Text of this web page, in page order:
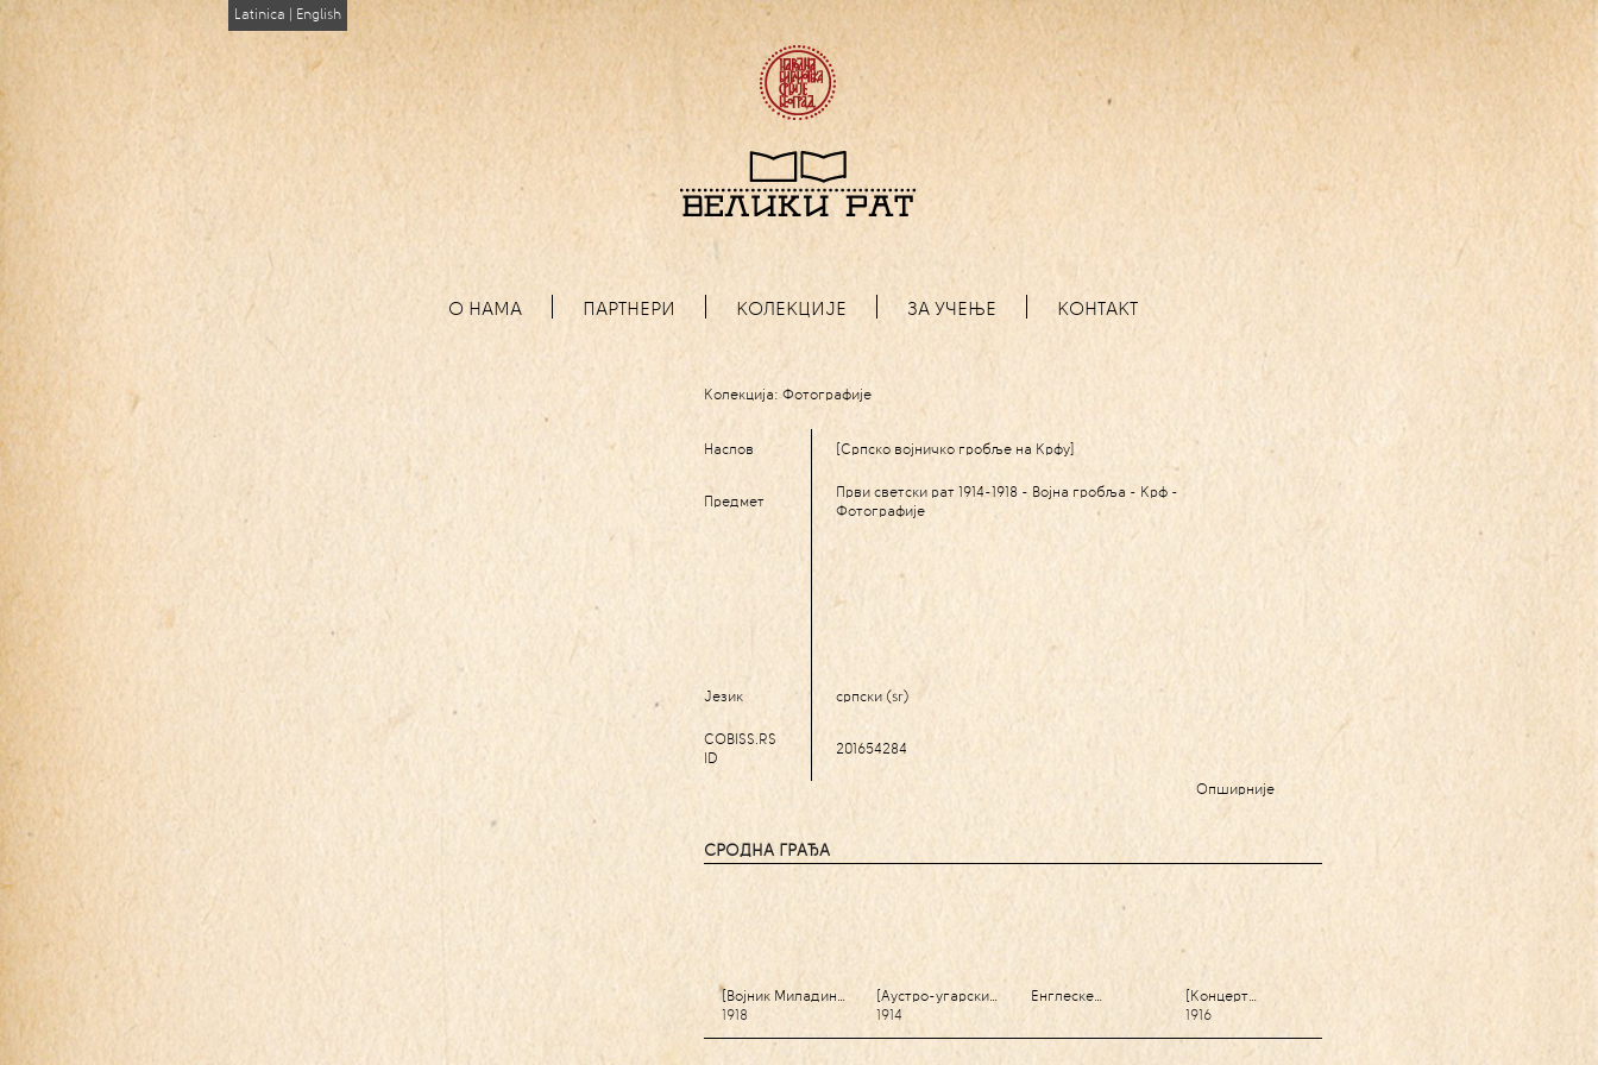
Latinica English
О НАМА ПАРТНЕРИ КОЛЕКЦИЈЕ ЗА УЧЕЊЕ КОНТАКТ
Колекција: Фотографије
Наслов [Српско војничко гробље на Крфу]
Предмет
Први светски рат 1914-1918 - Војна гробља - Крф -
Фотографије
Језик српски (sr)
COBISS.RS
ID
201654284
Опширније
СРОДНА ГРАЂА
[Војник Миладин…
1918
[Аустро-угарски…
1914
Енглеске…
[Концерт…
1916